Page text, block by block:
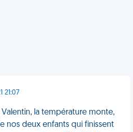
21:07
la température monte,
nos deux enfants qui finissent